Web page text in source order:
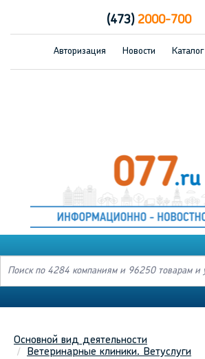
(473)2000-700
Авторизация Новости Каталог
Основной вид деятельности
Ветеринарные клиники. Ветуслуги